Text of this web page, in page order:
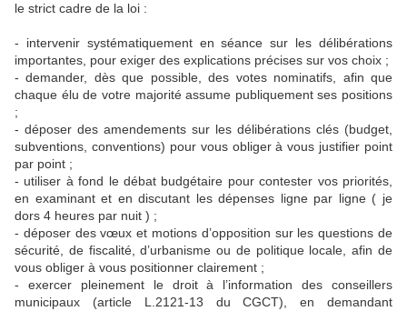
le strict cadre de la loi :
- intervenir systématiquement en séance sur les délibérations
importantes, pour exiger des explications précises sur vos choix ;
- demander, dès que possible, des votes nominatifs, afin que
chaque élu de votre majorité assume publiquement ses positions
;
- déposer des amendements sur les délibérations clés (budget,
subventions, conventions) pour vous obliger à vous justifier point
par point ;
- utiliser à fond le débat budgétaire pour contester vos priorités,
en examinant et en discutant les dépenses ligne par ligne ( je
dors 4 heures par nuit ) ;
- déposer des vœux et motions d’opposition sur les questions de
sécurité, de fiscalité, d’urbanisme ou de politique locale, afin de
vous obliger à vous positionner clairement ;
- exercer pleinement le droit à l’information des conseillers
municipaux (article L.2121-13 du CGCT), en demandant